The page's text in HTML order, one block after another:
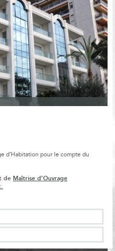
Next
d’Habitation pour le compte du
de Maîtrise d’Ouvrage